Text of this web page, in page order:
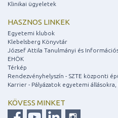
Klinikai ügyeletek
HASZNOS LINKEK
Egyetemi klubok
Klebelsberg Könyvtár
József Attila Tanulmányi és
EHÖK
Térkép
Rendezvényhelyszín - SZTE központi
Karrier - Pályázatok egyetemi
KÖVESS MINKET